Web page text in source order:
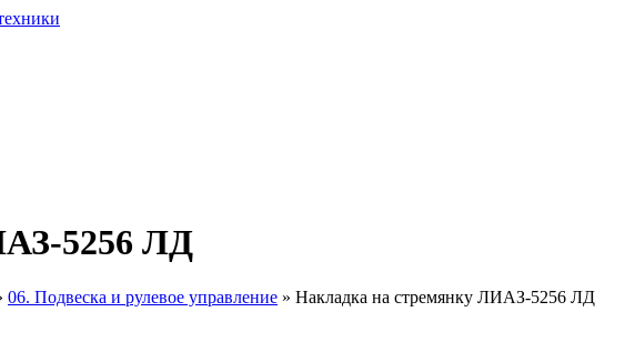
5256 ЛД
06. Подвеска и рулевое управление » Накладка на стремянку ЛИАЗ-5256 ЛД